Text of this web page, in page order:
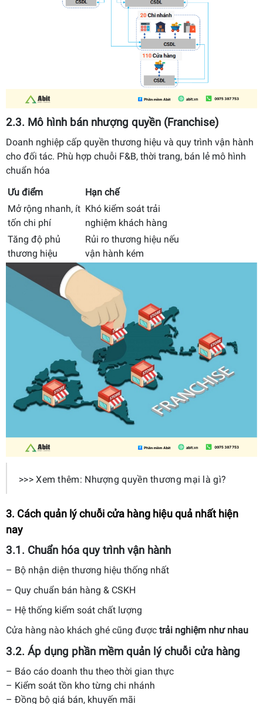
2.3. Mô hình bán nhượng quyền (Franchise)
Doanh nghiệp cấp quyền thương hiệu và quy trình vận hành
cho đối tác. Phù hợp chuỗi F&B, thời trang, bán lẻ mô hình
chuẩn hóa
Ưu điểm
Hạn chế
Mở rộng nhanh, ít
tốn chi phí
Khó kiểm soát trải
nghiệm khách hàng
Tăng độ phủ
thương hiệu
Rủi ro thương hiệu nếu
vận hành kém
>>> Xem thêm: Nhượng quyền thương mại là gì?
3. Cách quản lý chuỗi cửa hàng hiệu quả nhất hiện
nay
3.1. Chuẩn hóa quy trình vận hành
– Bộ nhận diện thương hiệu thống nhất
– Quy chuẩn bán hàng & CSKH
– Hệ thống kiểm soát chất lượng
Cửa hàng nào khách ghé cũng được trải nghiệm như nhau
3.2. Áp dụng phần mềm quản lý chuỗi cửa hàng
– Báo cáo doanh thu theo thời gian thực
– Kiểm soát tồn kho từng chi nhánh
– Đồng bộ giá bán, khuyến mãi